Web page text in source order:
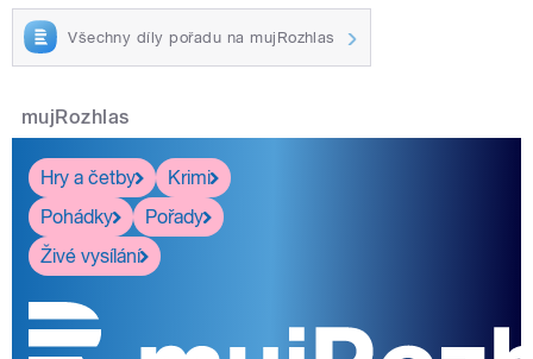
Všechny díly pořadu na mujRozhlas
mujRozhlas
Hry a četby
Krimi
Pohádky
Pořady
Živé vysílání